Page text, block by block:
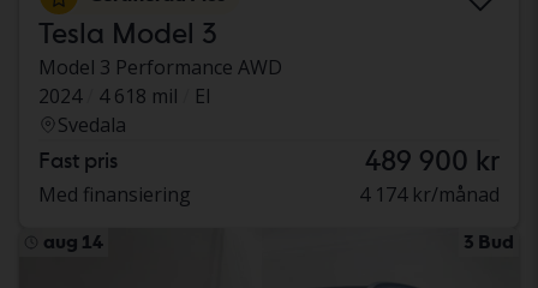
Tesla Model 3
Model 3 Performance AWD
2024
4 618 mil
El
Svedala
Fast pris 489 900 kr
Med finansiering 4 174 kr/månad
aug 14 3 Bud